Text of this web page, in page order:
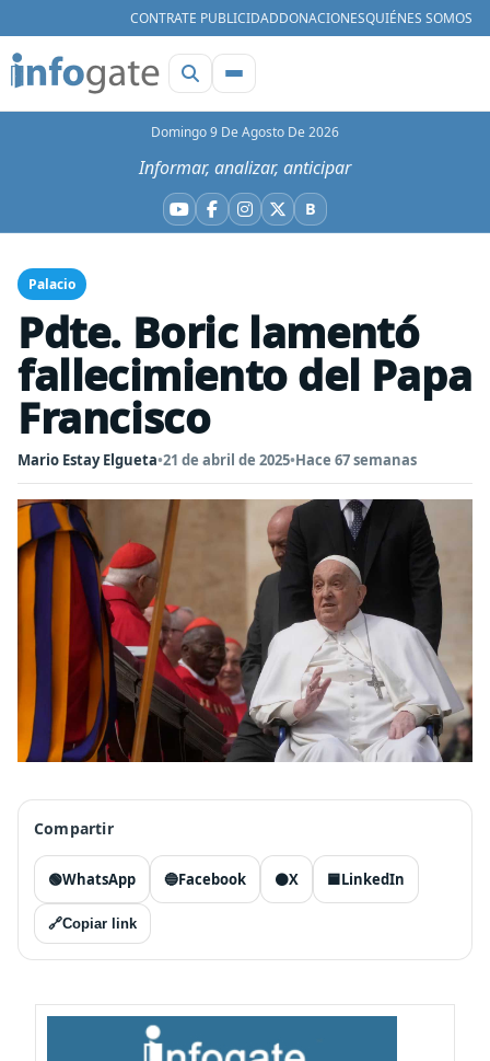
CONTRATE PUBLICIDADDONACIONESQUIÉNES SOMOS
Domingo 9 De Agosto De 2026
Informar, analizar, anticipar
YouTube
Facebook
Instagram
X BBluesky
Palacio
Pdte. Boric lamentó
fallecimiento del Papa
Francisco
Mario Estay Elgueta•21 de abril de 2025•Hace 67 semanas
Compartir
🟢WhatsApp 🔵Facebook ⚫X 🟦LinkedIn
🔗Copiar link